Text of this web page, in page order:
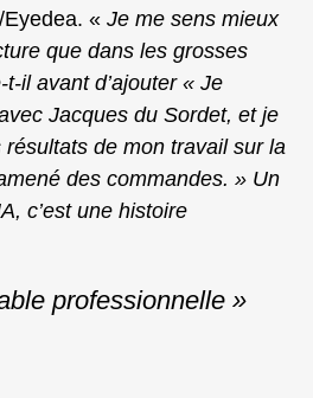
« Je me sens mieux
que dans les grosses
il avant d’ajouter « Je
Jacques du Sordet, et je
de mon travail sur la
des commandes. » Un
c’est une histoire
professionnelle »